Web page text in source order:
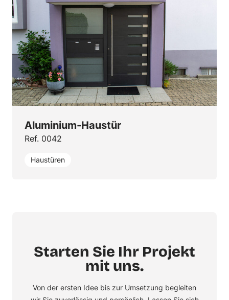
Aluminium-Haustür
Ref. 0042
Haustüren
Starten Sie Ihr Projekt
mit uns.
Von der ersten Idee bis zur Umsetzung begleiten